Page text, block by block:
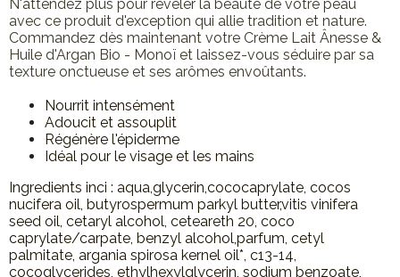
N'attendez plus pour révéler la beauté de votre peau
avec ce produit d'exception qui allie tradition et nature.
Commandez dès maintenant votre Crème Lait Ânesse &
Huile d'Argan Bio - Monoï et laissez-vous séduire par sa
texture onctueuse et ses arômes envoûtants.
Nourrit intensément
Adoucit et assouplit
Régénère l'épiderme
Idéal pour le visage et les mains
Ingredients inci : aqua,glycerin,cococaprylate, cocos
nucifera oil, butyrospermum parkyl butter,vitis vinifera
seed oil, cetaryl alcohol, ceteareth 20, coco
caprylate/carpate, benzyl alcohol,parfum, cetyl
palmitate, argania spirosa kernel oil*, c13-14,
cocoglycerides, ethylhexylglycerin, sodium benzoate,